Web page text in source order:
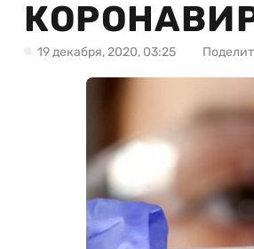
19 декабря, 2020, 03:25